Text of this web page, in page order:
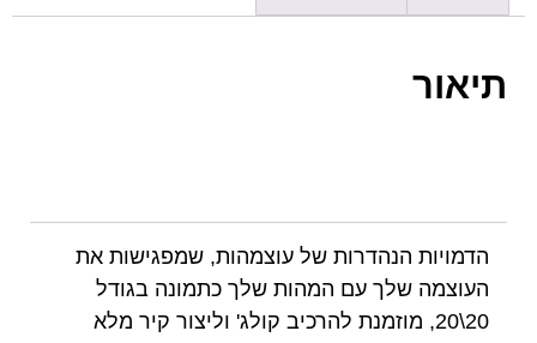
תיאור
הדמויות הנהדרות של עוצמהות, שמפגישות את
העוצמה שלך עם המהות שלך כתמונה בגודל
20\20, מוזמנת להרכיב קולג' וליצור קיר מלא